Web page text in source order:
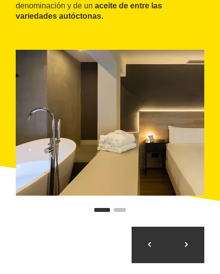
denominación y de un aceite de entre las
variedades autóctonas.